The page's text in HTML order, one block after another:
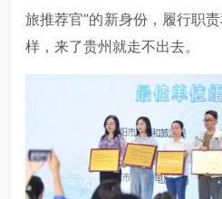
旅推荐官”的新身份，履行职
样，来了贵州就走不出去。